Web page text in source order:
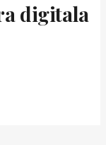
digitala